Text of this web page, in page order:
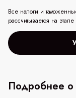
Все налоги и
рассчитывается на
Подробнее о